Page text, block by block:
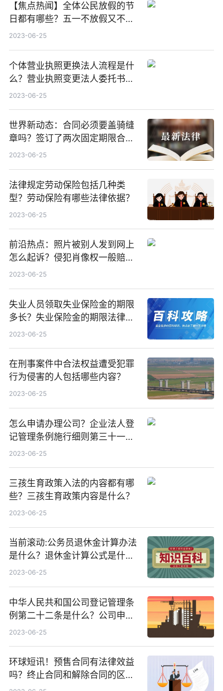
【焦点热闻】全体公民放假的节
日都有哪些？五一不放假又不支
付加班工资的犯法吗？
2023-06-25
个体营业执照更换法人流程是什
么？营业执照变更法人委托书怎
么写？-全球新要闻
2023-06-25
世界新动态：合同必须要盖骑缝
章吗？签订了两次固定期限合同
必须签订第三次吗？
2023-06-25
法律规定劳动保险包括几种类
型？劳动保险有哪些法律依据？
2023-06-25
前沿热点：照片被别人发到网上
怎么起诉？侵犯肖像权一般赔多
少钱？
2023-06-25
失业人员领取失业保险金的期限
多长？失业保险金的期限法律依
据是什么？|环球简讯
2023-06-25
在刑事案件中合法权益遭受犯罪
行为侵害的人包括哪些内容？
2023-06-25
怎么申请办理公司？企业法人登
记管理条例施行细则第三十一条
的规定什么内容？
2023-06-25
三孩生育政策入法的内容都有哪
些？三孩生育政策内容是什么？
2023-06-25
当前滚动:公务员退休金计算办法
是什么？退休金计算公式是什
么？
2023-06-25
中华人民共和国公司登记管理条
例第二十二条是什么？公司申请
登记的经营范围是什么？
2023-06-25
环球短讯！预售合同有法律效益
吗？终止合同和解除合同的区别
有哪些？